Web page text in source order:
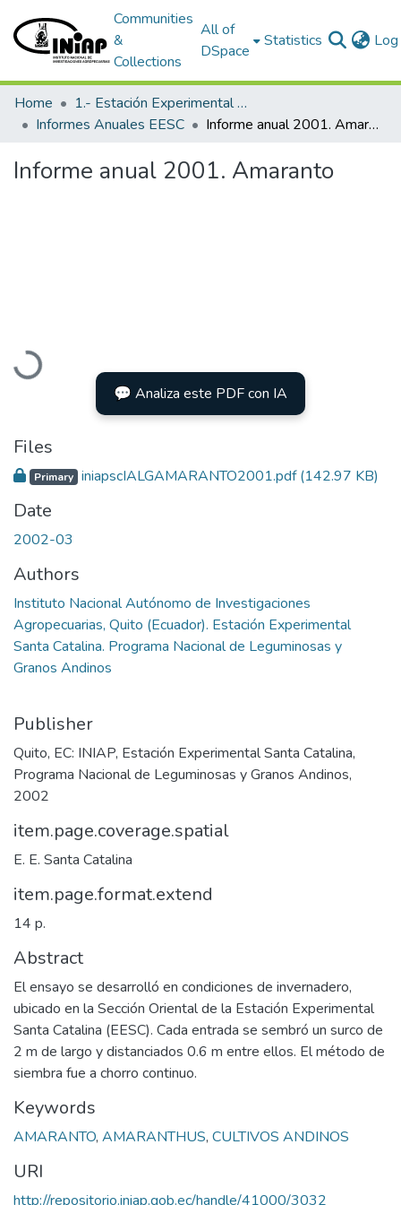
Communities
&
Collections
All of
DSpace
Statistics
Home
1.- Estación Experimental Santa Catalina
Informes Anuales EESC
Informe anual 2001. Amaranto
Informe anual 2001. Amaranto
Loading...
💬 Analiza este PDF con IA
Files
Primary iniapscIALGAMARANTO2001.pdf(142.97 KB)
Date
2002-03
Authors
Instituto Nacional Autónomo de Investigaciones
Agropecuarias, Quito (Ecuador). Estación Experimental
Santa Catalina. Programa Nacional de Leguminosas y
Granos Andinos
Publisher
Quito, EC: INIAP, Estación Experimental Santa Catalina,
Programa Nacional de Leguminosas y Granos Andinos,
2002
item.page.coverage.spatial
E. E. Santa Catalina
item.page.format.extend
14 p.
Abstract
El ensayo se desarrolló en condiciones de invernadero,
ubicado en la Sección Oriental de la Estación Experimental
Santa Catalina (EESC). Cada entrada se sembró un surco de
2 m de largo y distanciados 0.6 m entre ellos. El método de
siembra fue a chorro continuo.
Keywords
AMARANTO, AMARANTHUS, CULTIVOS ANDINOS
URI
http://repositorio.iniap.gob.ec/handle/41000/3032